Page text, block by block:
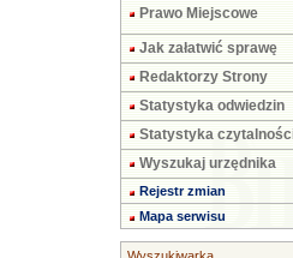
Prawo Miejscowe
Jak załatwić sprawę
Redaktorzy Strony
Statystyka odwiedzin
Statystyka
Wyszukaj urzędnika
Rejestr zmian
Mapa serwisu